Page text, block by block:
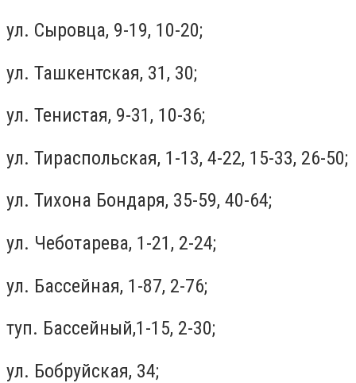
ул. Сыровца, 9-19, 10-20;
ул. Ташкентская, 31, 30;
ул. Тенистая, 9-31, 10-36;
ул. Тираспольская, 1-13, 4-22, 15-33, 26-50;
ул. Тихона Бондаря, 35-59, 40-64;
ул. Чеботарева, 1-21, 2-24;
ул. Бассейная, 1-87, 2-76;
туп. Бассейный,1-15, 2-30;
ул. Бобруйская, 34;